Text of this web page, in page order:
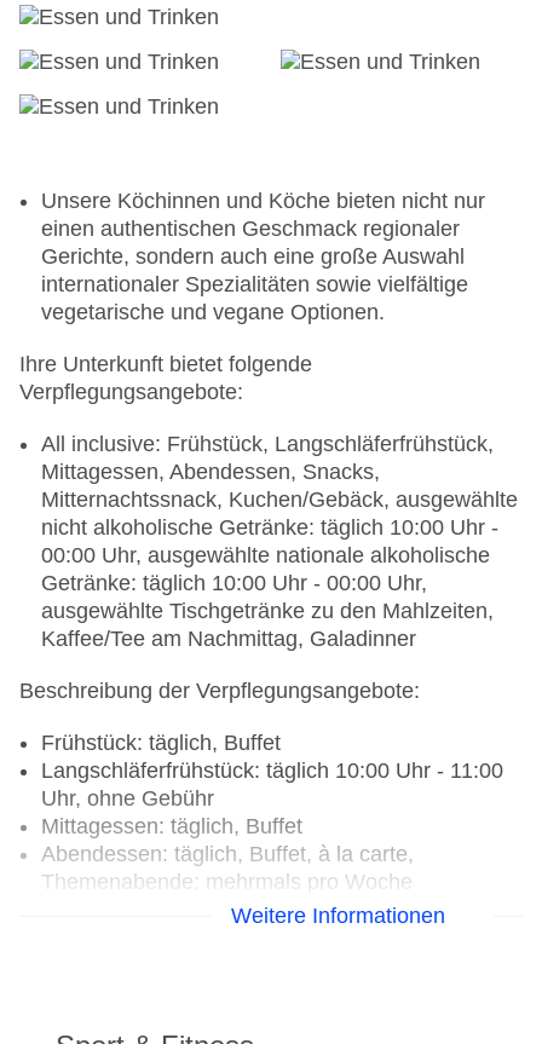
Unsere Köchinnen und Köche bieten nicht nur
einen authentischen Geschmack regionaler
Gerichte, sondern auch eine große Auswahl
internationaler Spezialitäten sowie vielfältige
vegetarische und vegane Optionen.
Ihre Unterkunft bietet folgende
Verpflegungsangebote:
All inclusive: Frühstück, Langschläferfrühstück,
Mittagessen, Abendessen, Snacks,
Mitternachtssnack, Kuchen/Gebäck, ausgewählte
nicht alkoholische Getränke: täglich 10:00 Uhr -
00:00 Uhr, ausgewählte nationale alkoholische
Getränke: täglich 10:00 Uhr - 00:00 Uhr,
ausgewählte Tischgetränke zu den Mahlzeiten,
Kaffee/Tee am Nachmittag, Galadinner
Beschreibung der Verpflegungsangebote:
Frühstück: täglich, Buffet
Langschläferfrühstück: täglich 10:00 Uhr - 11:00
Uhr, ohne Gebühr
Mittagessen: täglich, Buffet
Abendessen: täglich, Buffet, à la carte,
Themenabende: mehrmals pro Woche
Snacks: täglich, ohne Gebühr, bei All Inclusive
Weitere Informationen